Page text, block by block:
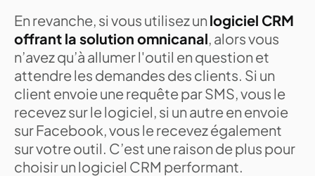
En revanche, si vous utilisez unlogiciel CRM
offrant la solution omnicanal, alors vous
n’avez qu’à allumer l'outil en question et
attendre les demandes des clients. Si un
client envoie une requête par SMS, vous le
recevez sur le logiciel, si un autre en envoie
sur Facebook, vous le recevez également
sur votre outil. C’est une raison de plus pour
choisir un logiciel CRM performant.